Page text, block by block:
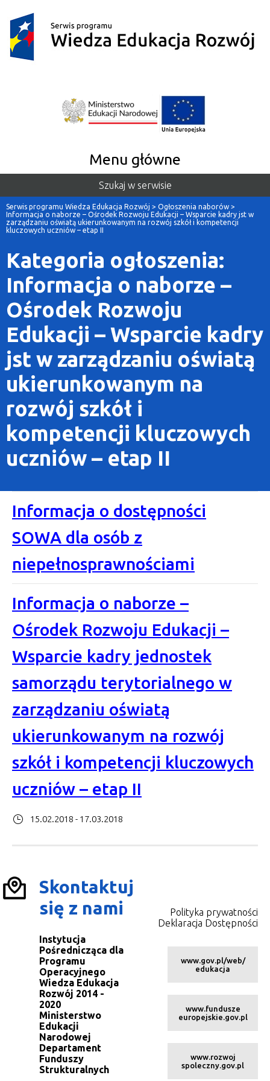
Menu główne
Szukaj w serwisie
Serwis programu Wiedza Edukacja Rozwój > Ogłoszenia naborów >
Informacja o naborze – Ośrodek Rozwoju Edukacji – Wsparcie kadry jst w
zarządzaniu oświatą ukierunkowanym na rozwój szkół i kompetencji
kluczowych uczniów – etap II
Kategoria ogłoszenia:
Informacja o naborze –
Ośrodek Rozwoju
Edukacji – Wsparcie kadry
jst w zarządzaniu oświatą
ukierunkowanym na
rozwój szkół i
kompetencji kluczowych
uczniów – etap II
Informacja o dostępności
SOWA dla osób z
niepełnosprawnościami
Informacja o naborze –
Ośrodek Rozwoju Edukacji –
Wsparcie kadry jednostek
samorządu terytorialnego w
zarządzaniu oświatą
ukierunkowanym na rozwój
szkół i kompetencji kluczowych
uczniów – etap II
15.02.2018 - 17.03.2018
Skontaktuj
się z nami
Instytucja
Pośrednicząca dla
Programu
Operacyjnego
Wiedza Edukacja
Rozwój 2014 -
2020
Ministerstwo
Edukacji
Narodowej
Departament
Funduszy
Strukturalnych
Polityka prywatności
Deklaracja Dostępności
www.gov.pl/web/
edukacja
www.fundusze
europejskie.gov.pl
www.rozwoj
spoleczny.gov.pl